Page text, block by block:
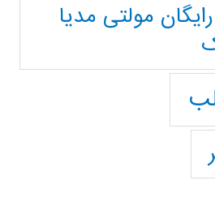
مولتی مدیا